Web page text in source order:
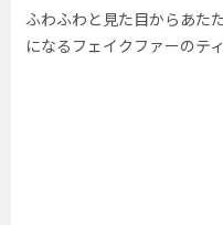
ふわふわと見た目からあた
になるフェイクファーのテ